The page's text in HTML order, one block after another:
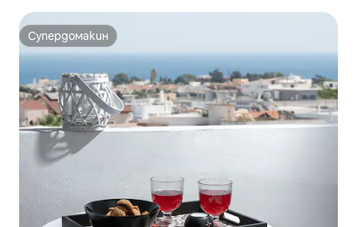
Супердомакин
Супердомакин